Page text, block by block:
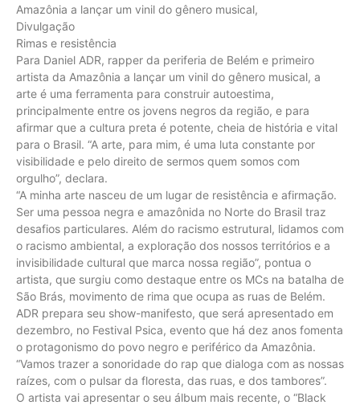
Amazônia a lançar um vinil do gênero musical,
Divulgação
Rimas e resistência
Para Daniel ADR, rapper da periferia de Belém e primeiro
artista da Amazônia a lançar um vinil do gênero musical, a
arte é uma ferramenta para construir autoestima,
principalmente entre os jovens negros da região, e para
afirmar que a cultura preta é potente, cheia de história e vital
para o Brasil. “A arte, para mim, é uma luta constante por
visibilidade e pelo direito de sermos quem somos com
orgulho”, declara.
“A minha arte nasceu de um lugar de resistência e afirmação.
Ser uma pessoa negra e amazônida no Norte do Brasil traz
desafios particulares. Além do racismo estrutural, lidamos com
o racismo ambiental, a exploração dos nossos territórios e a
invisibilidade cultural que marca nossa região”, pontua o
artista, que surgiu como destaque entre os MCs na batalha de
São Brás, movimento de rima que ocupa as ruas de Belém.
ADR prepara seu show-manifesto, que será apresentado em
dezembro, no Festival Psica, evento que há dez anos fomenta
o protagonismo do povo negro e periférico da Amazônia.
“Vamos trazer a sonoridade do rap que dialoga com as nossas
raízes, com o pulsar da floresta, das ruas, e dos tambores”.
O artista vai apresentar o seu álbum mais recente, o “Black